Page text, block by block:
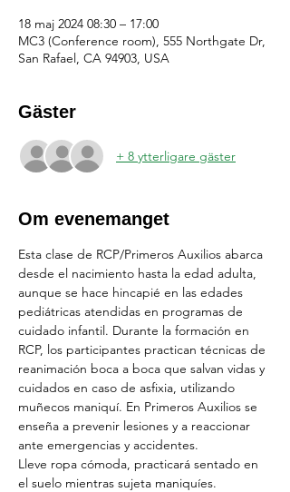
18 maj 2024 08:30 – 17:00
MC3 (Conference room), 555 Northgate Dr,
San Rafael, CA 94903, USA
Gäster
+ 8 ytterligare gäster
Om evenemanget
Esta clase de RCP/Primeros Auxilios abarca
desde el nacimiento hasta la edad adulta,
aunque se hace hincapié en las edades
pediátricas atendidas en programas de
cuidado infantil. Durante la formación en
RCP, los participantes practican técnicas de
reanimación boca a boca que salvan vidas y
cuidados en caso de asfixia, utilizando
muñecos maniquí. En Primeros Auxilios se
enseña a prevenir lesiones y a reaccionar
ante emergencias y accidentes.
Lleve ropa cómoda, practicará sentado en
el suelo mientras sujeta maniquíes.